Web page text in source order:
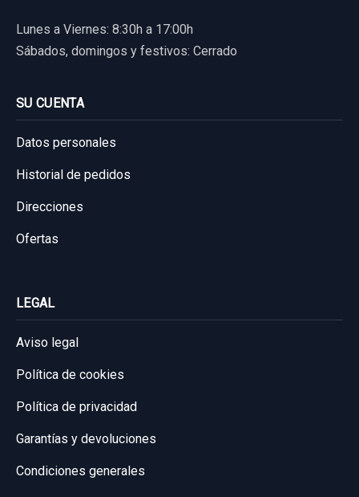
Lunes a Viernes: 8:30h a 17:00h
Sábados, domingos y festivos: Cerrado
SU CUENTA
Datos personales
Historial de pedidos
Direcciones
Ofertas
LEGAL
Aviso legal
Política de cookies
Política de privacidad
Garantías y devoluciones
Condiciones generales